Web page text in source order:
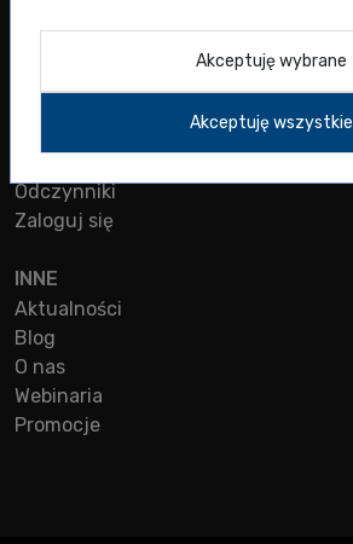
Odczynniki
Zaloguj się
INNE
Aktualności
Blog
O nas
Webinaria
Promocje
Akceptuję wybrane
Akceptuję wszystkie